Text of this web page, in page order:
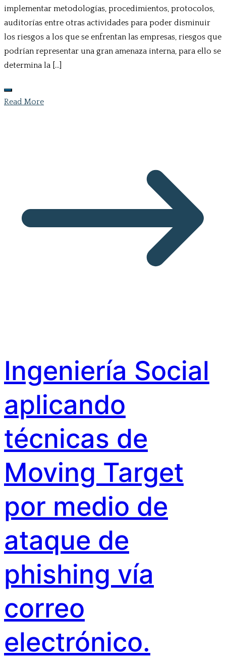
implementar metodologías, procedimientos, protocolos,
auditorías entre otras actividades para poder disminuir
los riesgos a los que se enfrentan las empresas, riesgos que
podrían representar una gran amenaza interna, para ello se
determina la […]
Read More
Ingeniería Social
aplicando
técnicas de
Moving Target
por medio de
ataque de
phishing vía
correo
electrónico.